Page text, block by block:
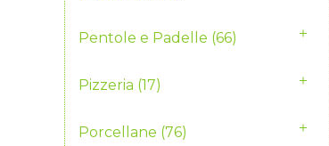
Pentole e Padelle (66)
Pizzeria (17)
Porcellane (76)